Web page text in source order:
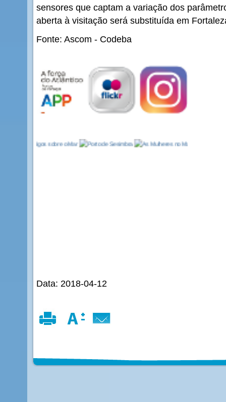
sensores que captam a variação dos
aberta à visitação será substituída em
Fonte: Ascom - Codeba
Data: 2018-04-12